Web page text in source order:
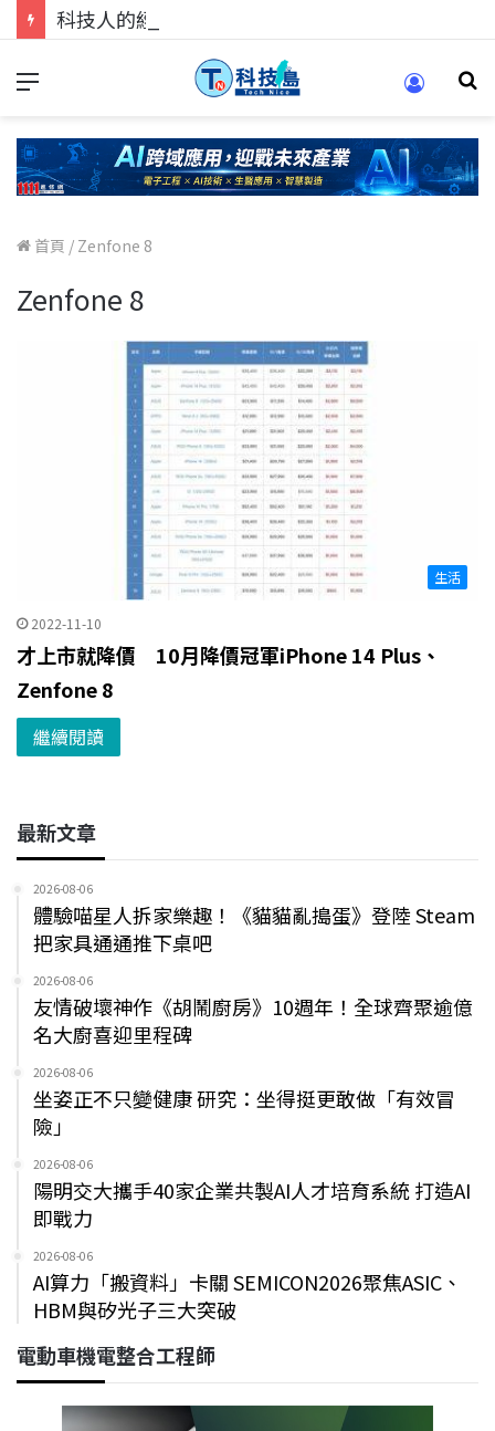
首頁 / Zenfone 8
Zenfone 8
生活
2022-11-10
才上市就降價 10月降價冠軍iPhone 14 Plus、
Zenfone 8
繼續閱讀
最新文章
2026-08-06
體驗喵星人拆家樂趣！《貓貓亂搗蛋》登陸 Steam
把家具通通推下桌吧
2026-08-06
友情破壞神作《胡鬧廚房》10週年！全球齊聚逾億
名大廚喜迎里程碑
2026-08-06
坐姿正不只變健康 研究：坐得挺更敢做「有效冒
險」
2026-08-06
陽明交大攜手40家企業共製AI人才培育系統 打造AI
即戰力
2026-08-06
AI算力「搬資料」卡關 SEMICON2026聚焦ASIC、
HBM與矽光子三大突破
電動車機電整合工程師